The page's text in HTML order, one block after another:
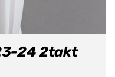
24 2takt